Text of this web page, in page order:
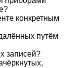
конкретным
путём
записей?